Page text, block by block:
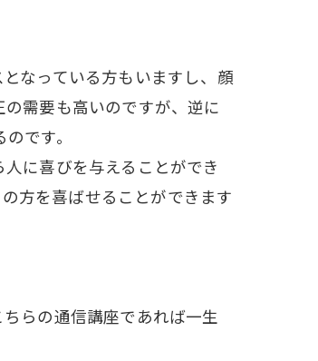
なっている方もいますし、顔
需要も高いのですが、逆に
です。
に喜びを与えることができ
方を喜ばせることができます
らの通信講座であれば一生